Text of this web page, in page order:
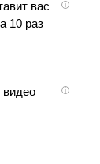
i
вас
10 раз
i
видео